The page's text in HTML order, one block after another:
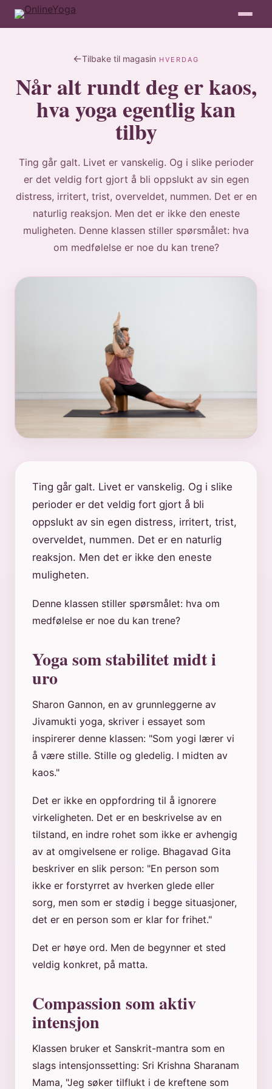
Tilbake til magasin HVERDAG
Når alt rundt deg er kaos,
hva yoga egentlig kan
tilby
Ting går galt. Livet er vanskelig. Og i slike perioder
er det veldig fort gjort å bli oppslukt av sin egen
distress, irritert, trist, overveldet, nummen. Det er en
naturlig reaksjon. Men det er ikke den eneste
muligheten. Denne klassen stiller spørsmålet: hva
om medfølelse er noe du kan trene?
Ting går galt. Livet er vanskelig. Og i slike
perioder er det veldig fort gjort å bli
oppslukt av sin egen distress, irritert, trist,
overveldet, nummen. Det er en naturlig
reaksjon. Men det er ikke den eneste
muligheten.
Denne klassen stiller spørsmålet: hva om
medfølelse er noe du kan trene?
Yoga som stabilitet midt i
uro
Sharon Gannon, en av grunnleggerne av
Jivamukti yoga, skriver i essayet som
inspirerer denne klassen: "Som yogi lærer vi
å være stille. Stille og gledelig. I midten av
kaos."
Det er ikke en oppfordring til å ignorere
virkeligheten. Det er en beskrivelse av en
tilstand, en indre rohet som ikke er avhengig
av at omgivelsene er rolige. Bhagavad Gita
beskriver en slik person: "En person som
ikke er forstyrret av hverken glede eller
sorg, men som er stødig i begge situasjoner,
det er en person som er klar for frihet."
Det er høye ord. Men de begynner et sted
veldig konkret, på matta.
Compassion som aktiv
intensjon
Klassen bruker et Sanskrit-mantra som en
slags intensjonssetting: Sri Krishna Sharanam
Mama, "Jeg søker tilflukt i de kreftene som